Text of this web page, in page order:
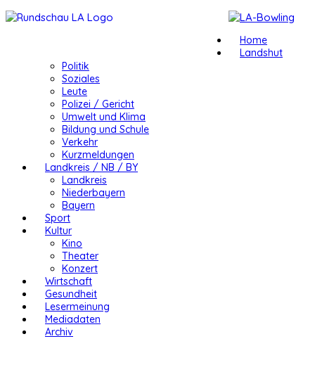
Home
Landshut
Politik
Soziales
Leute
Polizei / Gericht
Umwelt und Klima
Bildung und Schule
Verkehr
Kurzmeldungen
Landkreis / NB / BY
Landkreis
Niederbayern
Bayern
Sport
Kultur
Kino
Theater
Konzert
Wirtschaft
Gesundheit
Lesermeinung
Mediadaten
Archiv